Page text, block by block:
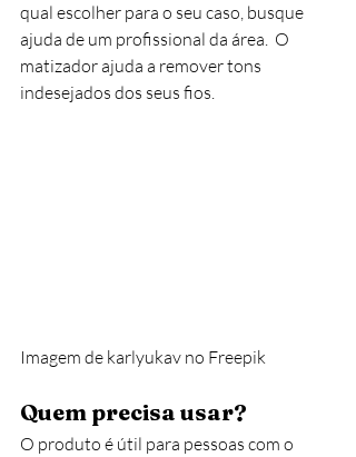
qual escolher para o seu caso, busque
ajuda de um profissional da área.  O
matizador ajuda a remover tons
indesejados dos seus fios.
Imagem de karlyukav no Freepik
Quem precisa usar?
O produto é útil para pessoas com o